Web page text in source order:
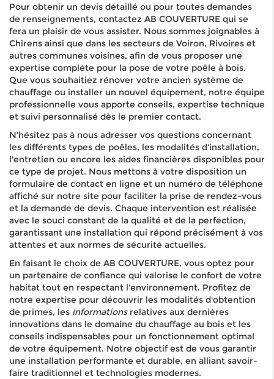
Pour obtenir un devis détaillé ou pour toutes demandes
de renseignements, contactez AB COUVERTURE qui se
fera un plaisir de vous assister. Nous sommes joignables à
Chirens ainsi que dans les secteurs de Voiron, Rivoires et
autres communes voisines, afin de vous proposer une
expertise complète pour la pose de votre poêle à bois.
Que vous souhaitiez rénover votre ancien système de
chauffage ou installer un nouvel équipement, notre équipe
professionnelle vous apporte conseils, expertise technique
et suivi personnalisé dès le premier contact.
N'hésitez pas à nous adresser vos questions concernant
les différents types de poêles, les modalités d'installation,
l'entretien ou encore les aides financières disponibles pour
ce type de projet. Nous mettons à votre disposition un
formulaire de contact en ligne et un numéro de téléphone
affiché sur notre site pour faciliter la prise de rendez-vous
et la demande de devis. Chaque intervention est réalisée
avec le souci constant de la qualité et de la perfection,
garantissant une installation qui répond précisément à vos
attentes et aux normes de sécurité actuelles.
En faisant le choix de AB COUVERTURE, vous optez pour
un partenaire de confiance qui valorise le confort de votre
habitat tout en respectant l'environnement. Profitez de
notre expertise pour découvrir les modalités d'obtention
de primes, les informationsrelatives aux dernières
innovations dans le domaine du chauffage au bois et les
conseils indispensables pour un fonctionnement optimal
de votre équipement. Notre objectif est de vous garantir
une installation performante et durable, en alliant savoir-
faire traditionnel et technologies modernes.